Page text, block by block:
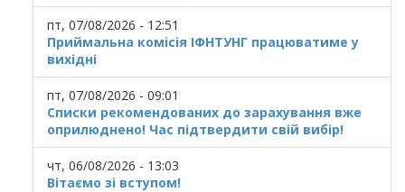
пт, 07/08/2026 - 12:51
Приймальна комісія ІФНТУНГ працюватиме у
вихідні
пт, 07/08/2026 - 09:01
Списки рекомендованих до зарахування вже
оприлюднено! Час підтвердити свій вибір!
чт, 06/08/2026 - 13:03
Вітаємо зі вступом!